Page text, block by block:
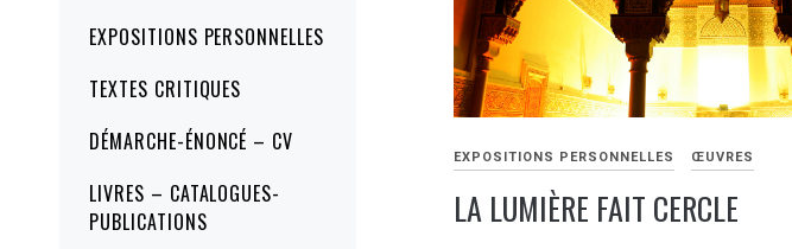
EXPOSITIONS PERSONNELLES
TEXTES CRITIQUES
DÉMARCHE-ÉNONCÉ – CV
LIVRES – CATALOGUES-
PUBLICATIONS
EXPOSITIONS PERSONNELLES ŒUVRES
LA LUMIÈRE FAIT CERCLE